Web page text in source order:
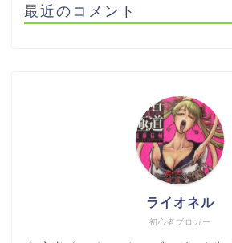
最近のコメント
初心者ブロガー
ライオネル